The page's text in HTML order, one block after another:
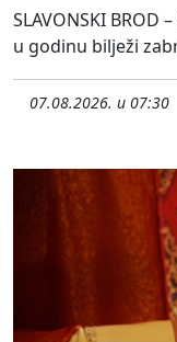
SLAVONSKI
u godinu bilježi
07.08.2026. u 07:30